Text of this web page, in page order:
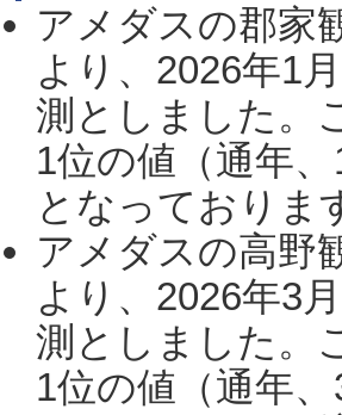
アメダスの郡家
より、2026年1
測としました。
1位の値（通年
となっておりま
アメダスの高野
より、2026年3
測としました。
1位の値（通年